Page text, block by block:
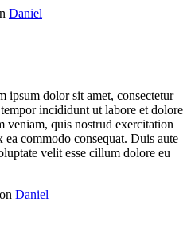
Daniel
dolor sit amet, consectetur
incididunt ut labore et dolore
veniam, quis nostrud exercitation
commodo consequat. Duis aute
velit esse cillum dolore eu
Daniel